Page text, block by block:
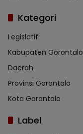
Kategori
Legislatif
Kabupaten Gorontalo
Daerah
Provinsi Gorontalo
Kota Gorontalo
Label